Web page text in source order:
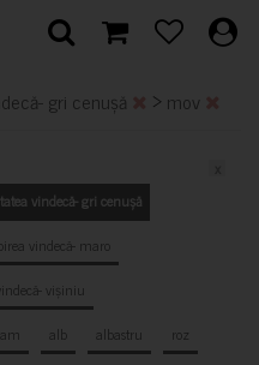
gri cenușă > mov
vindecă- gri cenușă
vindecă- maro
vișiniu
alb albastru
roz